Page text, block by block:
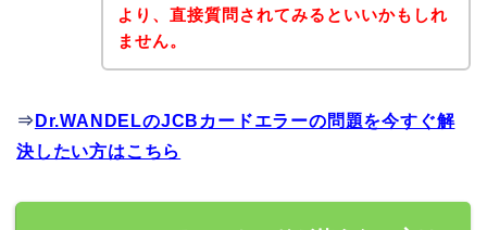
より、直接質問されてみるといいかもしれ
ません。
⇒ Dr.WANDELのJCBカードエラーの問題を今すぐ解
決したい方はこちら